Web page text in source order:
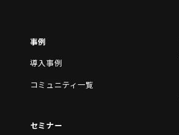
事例
導入事例
コミュニティ一覧
セミナー